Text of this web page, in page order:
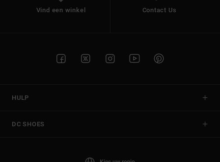
Vind een winkel Contact Us
HULP
DC SHOES